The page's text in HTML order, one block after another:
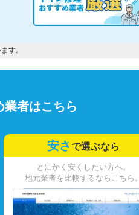
す。
業者はこちら
安さで選ぶなら
とにかく安くしたい方へ。
地元業者を比較するならこちら。